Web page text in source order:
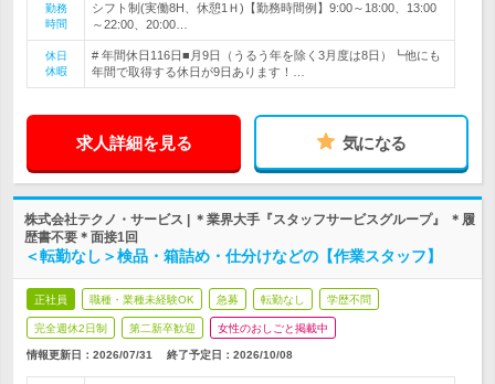
勤務
時間
シフト制(実働8H、休憩1Ｈ)【勤務時間例】9:00～18:00、13:00
～22:00、20:00…
休日
休暇
# 年間休日116日■月9日（うるう年を除く3月度は8日）┗他にも
年間で取得する休日が9日あります！…
求人詳細を見る 気になる
株式会社テクノ・サービス | ＊業界大手『スタッフサービスグループ』 ＊履
歴書不要＊面接1回
＜転勤なし＞検品・箱詰め・仕分けなどの【作業スタッフ】
正社員 職種・業種未経験OK 急募 転勤なし 学歴不問
完全週休2日制 第二新卒歓迎 女性のおしごと掲載中
情報更新日：2026/07/31 終了予定日： 2026/10/08